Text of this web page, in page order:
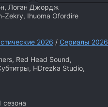
Логан Джордж
Zekry, Ihuoma Ofordire
2026 / Сериалы 2026
Red Head Sound,
HDrezka Studio,
сезона